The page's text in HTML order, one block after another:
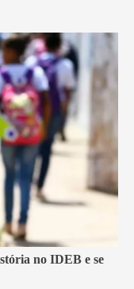
no IDEB e se